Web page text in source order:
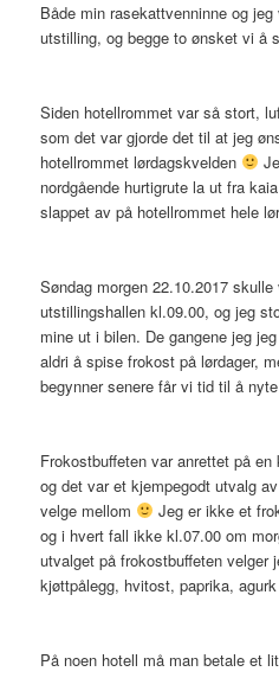
Både min rasekattvenninne og
utstilling, og begge to ønsket vi å
Siden hotellrommet var så stort,
som det var gjorde det til at jeg
hotellrommet lørdagskvelden
nordgående hurtigrute la ut fra
slappet av på hotellrommet hele
Søndag morgen 22.10.2017
utstillingshallen kl.09.00, og jeg
mine ut i bilen. De gangene jeg
aldri å spise frokost på lørdager,
begynner senere får vi tid til å
Frokostbuffeten var anrettet på
og det var et kjempegodt utvalg
velge mellom
Jeg er ikke et
og i hvert fall ikke kl.07.00 om
utvalget på frokostbuffeten velger
kjøttpålegg, hvitost, paprika,
På noen hotell må man betale et